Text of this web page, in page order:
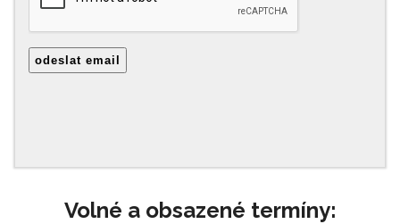
Volné a obsazené termíny: